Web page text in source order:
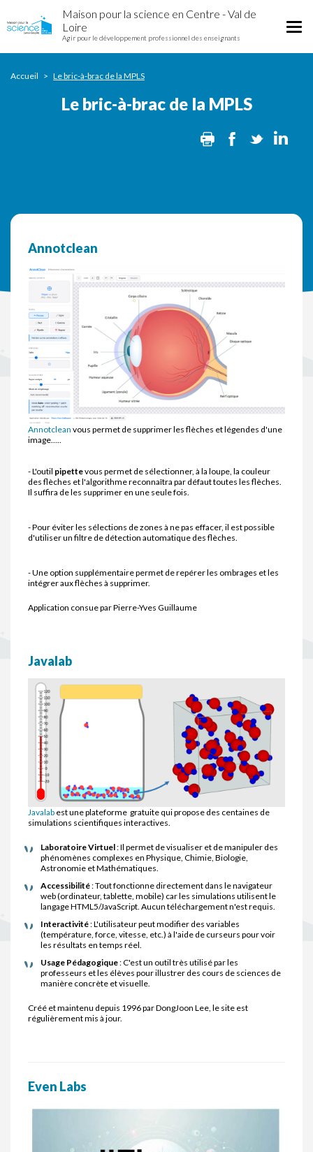
bric-
à-
au
contenu
Maison pour la science en Centre - Val de
Loire
Agir pour le développement professionnel des enseignants
Accueil Le bric-à-brac de la MPLS
Le bric-à-brac de la MPLS
Print Facebook
Twitter
Annotclean
Annotclean vous permet de supprimer les flèches et légendes d'une
image.....
- L'outil pipettevous permet de sélectionner, à la loupe, la couleur
des flèches et l'algorithme reconnaîtra par défaut toutes les flèches.
Il suffira de les supprimer en une seule fois.
- Pour éviter les sélections de zones à ne pas effacer, il est possible
d'utiliser un filtre de détection automatique des flèches.
- Une option supplémentaire permet de repérer les ombrages et les
intégrer aux flèches à supprimer.
Application consue par Pierre-Yves Guillaume
Javalab
Javalab est une plateforme gratuite qui propose des centaines de
simulations scientifiques interactives.
Laboratoire Virtuel: Il permet de visualiser et de manipuler des
phénomènes complexes en Physique, Chimie, Biologie,
Astronomie et Mathématiques.
Accessibilité: Tout fonctionne directement dans le navigateur
web (ordinateur, tablette, mobile) car les simulations utilisent le
langage HTML5/JavaScript. Aucun téléchargement n'est requis.
Interactivité: L'utilisateur peut modifier des variables
(température, force, vitesse, etc.) à l'aide de curseurs pour voir
les résultats en temps réel.
Usage Pédagogique: C'est un outil très utilisé par les
professeurs et les élèves pour illustrer des cours de sciences de
manière concrète et visuelle.
Créé et maintenu depuis 1996 par DongJoon Lee, le site est
régulièrement mis à jour.
Even Labs